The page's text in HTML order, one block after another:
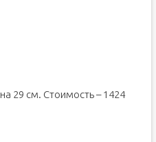
29 см. Стоимость – 1424